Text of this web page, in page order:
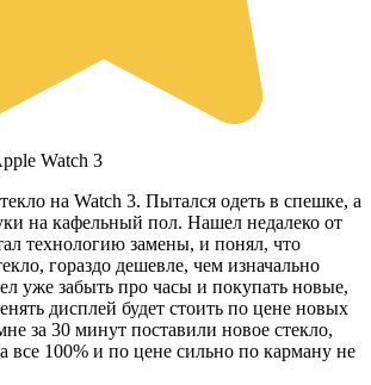
Watch 3
на Watch 3. Пытался одеть в спешке, а
на кафельный пол. Нашел недалеко от
технологию замены, и понял, что
гораздо дешевле, чем изначально
уже забыть про часы и покупать новые,
дисплей будет стоить по цене новых
за 30 минут поставили новое стекло,
все 100% и по цене сильно по карману не